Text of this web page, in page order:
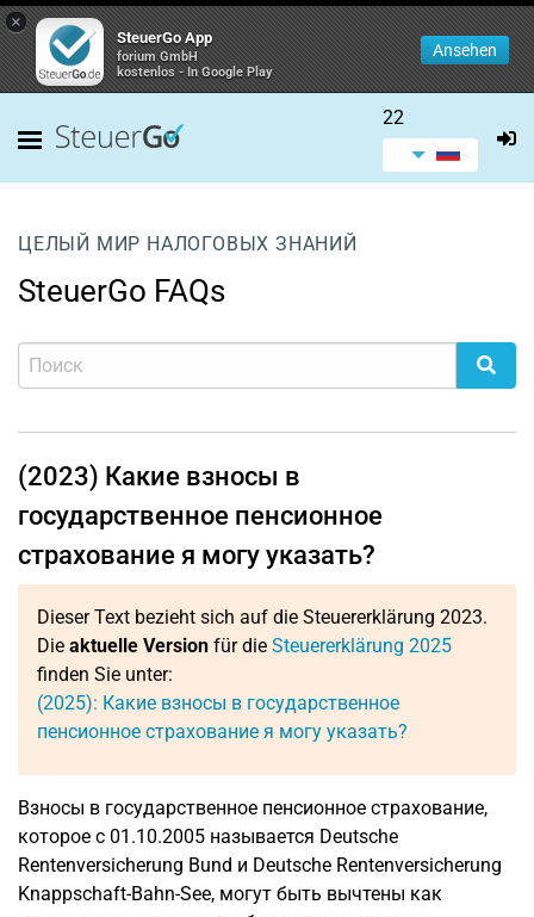
×
SteuerGo App
forium GmbH
kostenlos - In Google Play
Ansehen
22
ЦЕЛЫЙ МИР НАЛОГОВЫХ ЗНАНИЙ
SteuerGo FAQs
(2023) Какие взносы в
государственное пенсионное
страхование я могу указать?
Dieser Text bezieht sich auf die Steuererklärung 2023.
Die aktuelle Version für die Steuererklärung 2025
finden Sie unter:
(2025): Какие взносы в государственное
пенсионное страхование я могу указать?
Взносы в государственное пенсионное страхование,
которое с 01.10.2005 называется Deutsche
Rentenversicherung Bund и Deutsche Rentenversicherung
Knappschaft-Bahn-See, могут быть вычтены как